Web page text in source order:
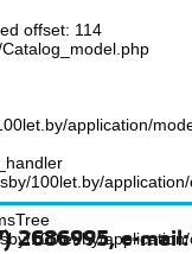
offset: 114
application/
100let.by/
100let.by/
2686995, e-